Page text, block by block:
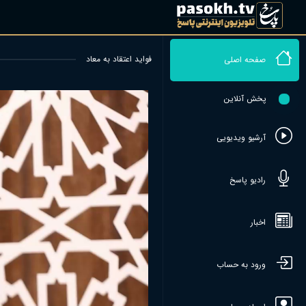
صفحه اصلی
پخش آنلاین
آرشیو ویدیویی
رادیو پاسخ
اخبار
ورود به حساب
فوايد اعتقاد به معاد